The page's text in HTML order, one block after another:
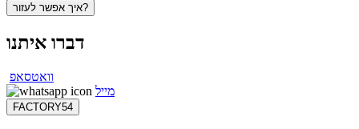
איך אפשר לעזור?
דברו איתנו
וואטסאפ
מייל
FACTORY54